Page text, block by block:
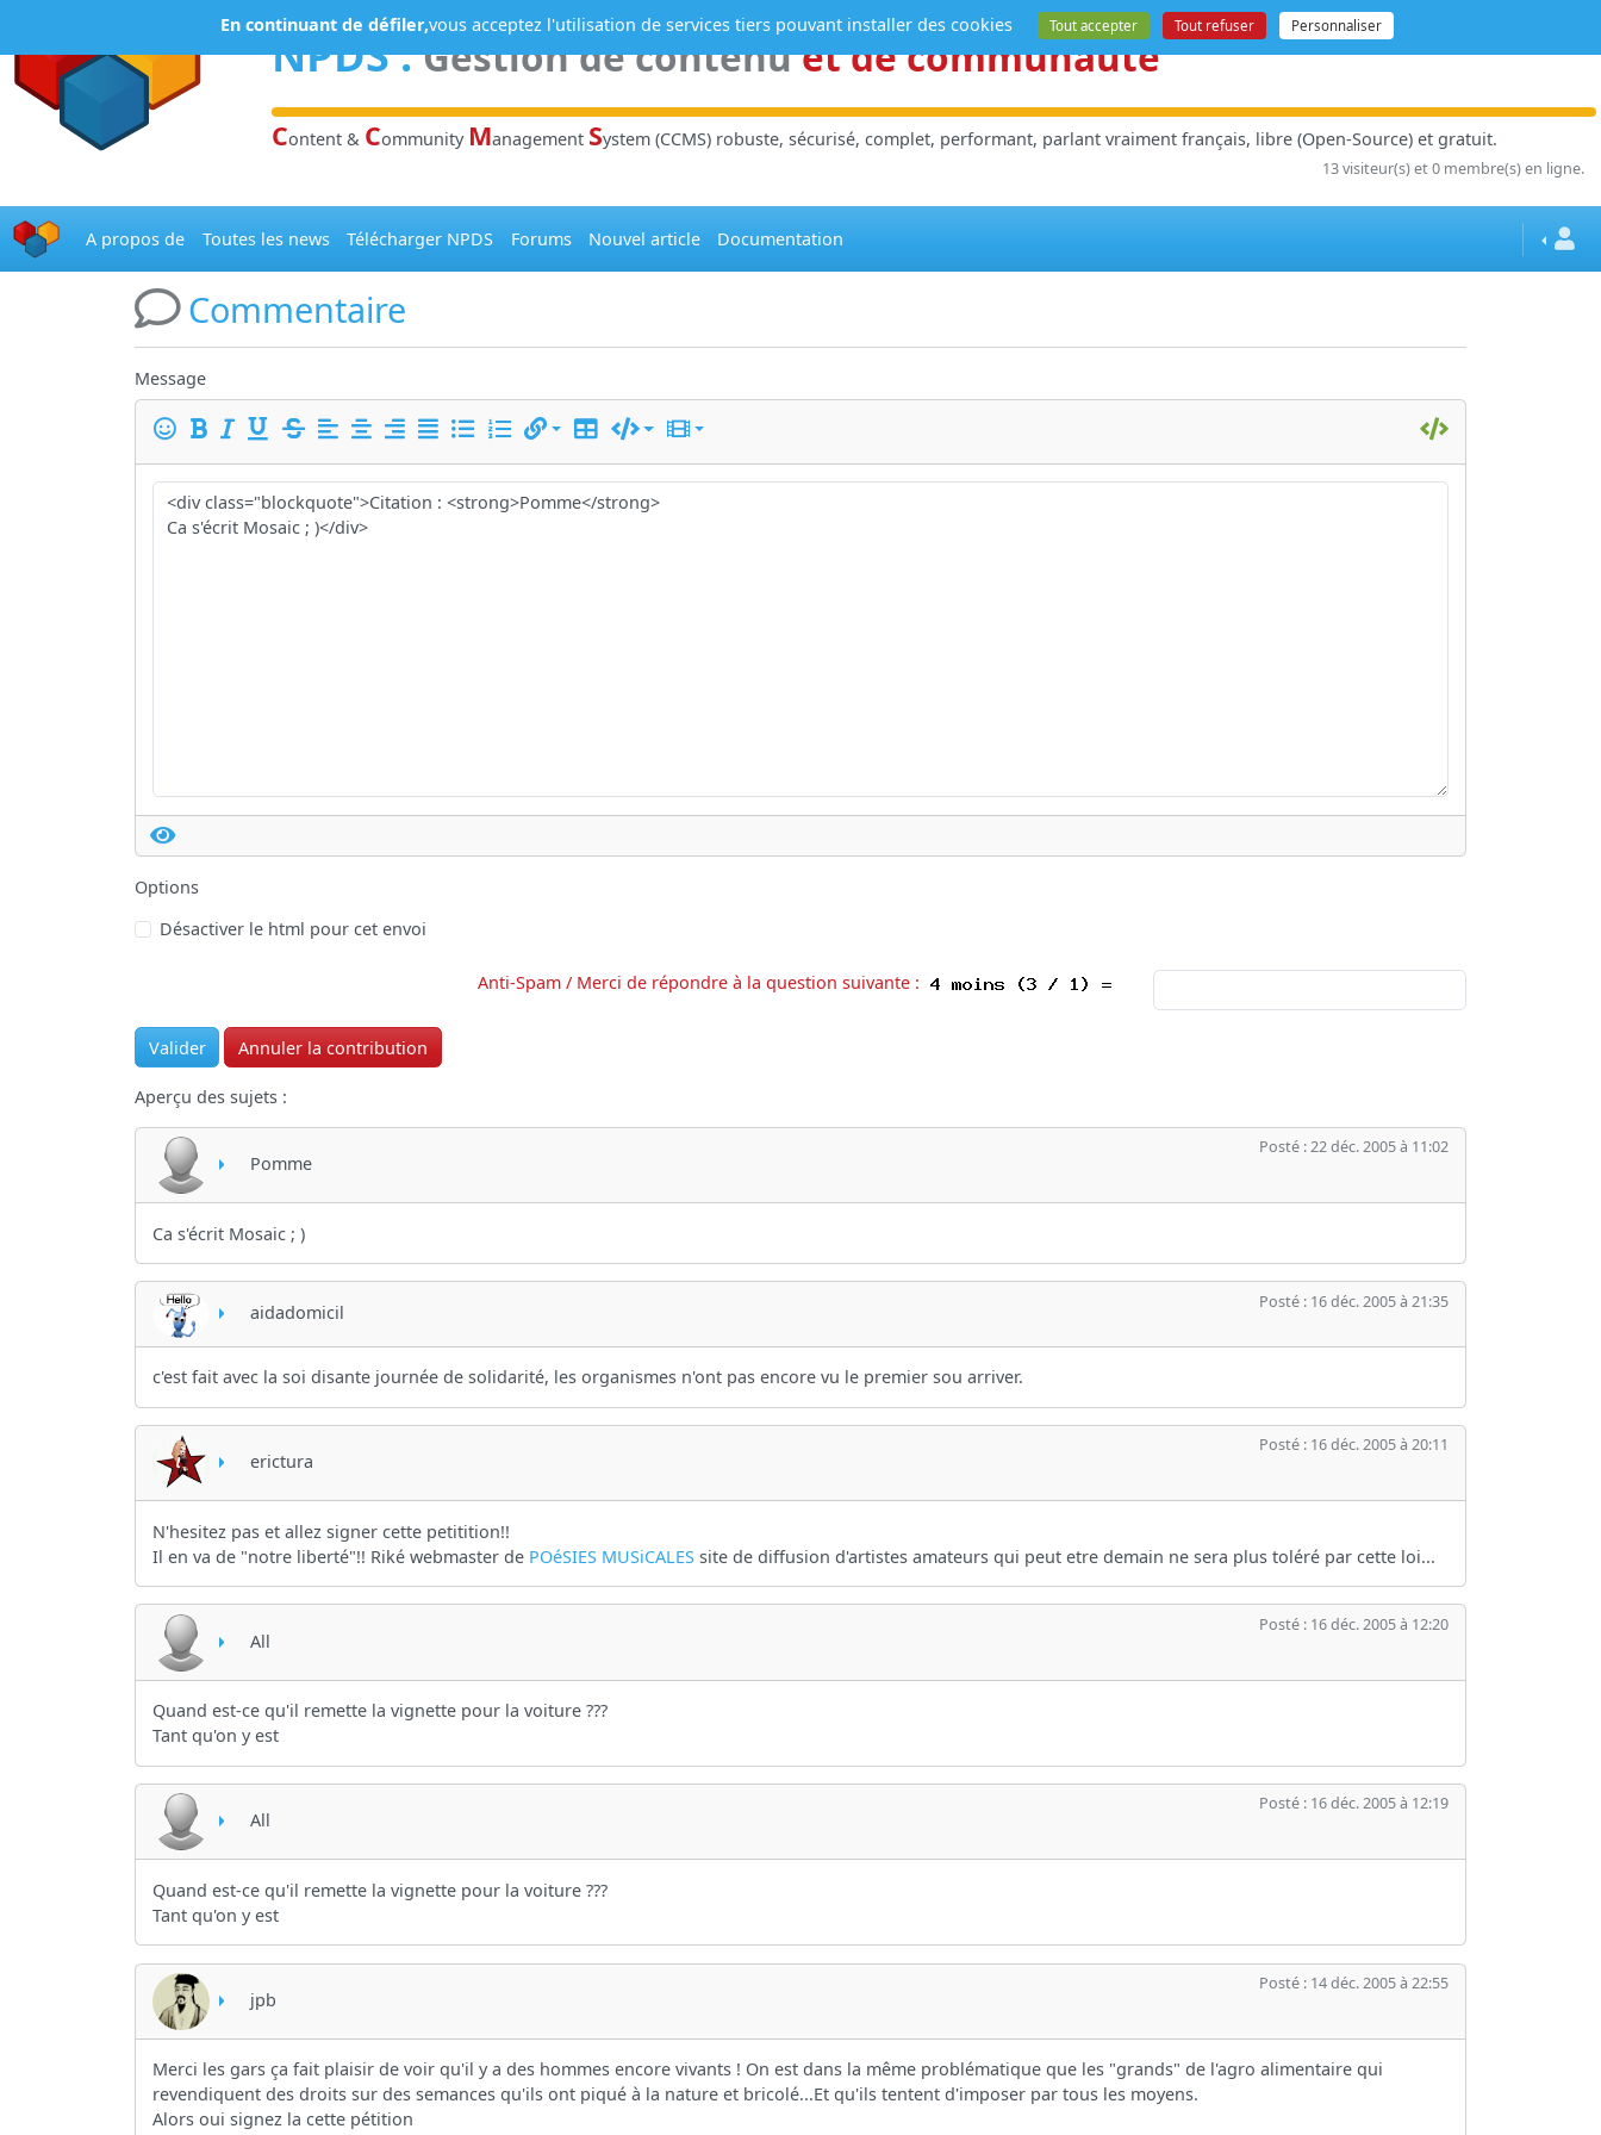
NPDS:Gestion de contenuet de communauté
Content & Community Management System (CCMS) robuste, sécurisé, complet, performant, parlant vraiment français, libre (Open-Source) et gratuit.
13 visiteur(s) et 0 membre(s) en ligne.
A propos de Toutes les news Télécharger NPDS Forums Nouvel article Documentation
Commentaire
Message
Options
Désactiver le html pour cet envoi
Anti-Spam / Merci de répondre à la question suivante :
Aperçu des sujets :
Pomme
Posté : 22 déc. 2005 à 11:02
Ca s'écrit Mosaic ; )
aidadomicil Posté : 16 déc. 2005 à 21:35
c'est fait avec la soi disante journée de solidarité, les organismes n'ont pas encore vu le premier sou arriver.
erictura
Posté : 16 déc. 2005 à 20:11
N'hesitez pas et allez signer cette petitition!!
Il en va de "notre liberté"!! Riké webmaster de POéSIES MUSiCALESsite de diffusion d'artistes amateurs qui peut etre demain ne sera plus toléré par cette loi...
All
Posté : 16 déc. 2005 à 12:20
Quand est-ce qu'il remette la vignette pour la voiture ???
Tant qu'on y est
All
Posté : 16 déc. 2005 à 12:19
Quand est-ce qu'il remette la vignette pour la voiture ???
Tant qu'on y est
jpb
Posté : 14 déc. 2005 à 22:55
Merci les gars ça fait plaisir de voir qu'il y a des hommes encore vivants ! On est dans la même problématique que les "grands" de l'agro alimentaire qui
revendiquent des droits sur des semances qu'ils ont piqué à la nature et bricolé...Et qu'ils tentent d'imposer par tous les moyens.
Alors oui signez la cette pétition
En continuant de défiler,vous acceptez l'utilisation de services tiers pouvant installer des cookies Tout accepter Tout refuser Personnaliser